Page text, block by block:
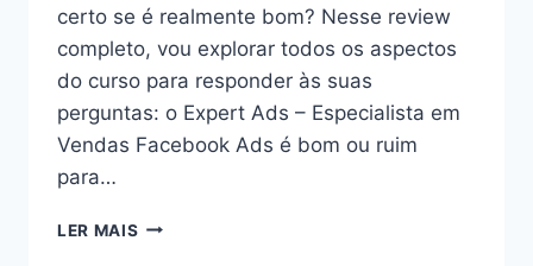
certo se é realmente bom? Nesse review
completo, vou explorar todos os aspectos
do curso para responder às suas
perguntas: o Expert Ads – Especialista em
Vendas Facebook Ads é bom ou ruim
para…
LER MAIS EXPERT